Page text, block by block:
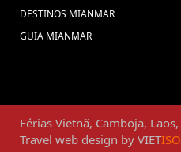
DESTINOS MIANMAR
GUIA MIANMAR
Férias Vietnã, Camboja, Laos,
Travel web design by VIETISO